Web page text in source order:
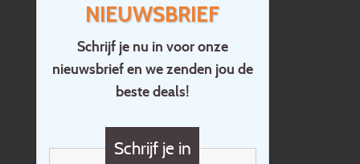
NIEUWSBRIEF
Schrijf je nu in voor onze
nieuwsbrief en we zenden jou de
beste deals!
Schrijf je in
Home
Contact
Vragen?
Cadeaubon